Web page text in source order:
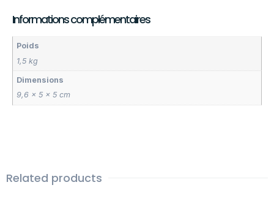
Informations complémentaires
Poids
1,5 kg
Dimensions
9,6 × 5 × 5 cm
Related products